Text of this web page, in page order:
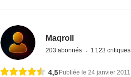
Maqroll
203 abonnés 1 123 critiques
4,5Publiée le 24 janvier 2011